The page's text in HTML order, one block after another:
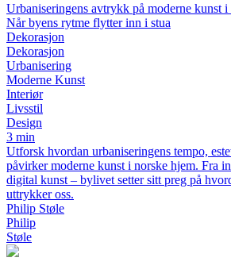
Urbaniseringens avtrykk på moderne kunst i
Når byens rytme flytter inn i stua
Dekorasjon
Dekorasjon
Urbanisering
Moderne Kunst
Interiør
Livsstil
Design
3 min
Utforsk hvordan urbaniseringens tempo,
påvirker moderne kunst i norske hjem. Fra
digital kunst – bylivet setter sitt preg på
uttrykker oss.
Philip Støle
Philip
Støle